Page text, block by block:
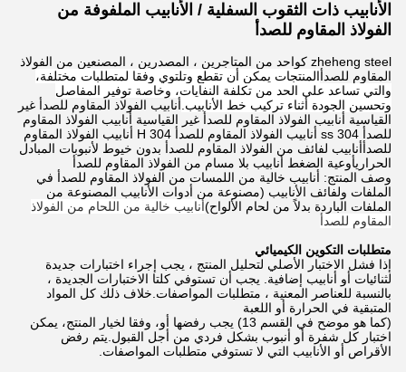
الأنابيب ذات الثقوب السفلية / الأنابيب الملفوفة من
الفولاذ المقاوم للصدأ
zheheng steel كواحد من المتاجرين ، المصدرين ، المصنعين من الفولاذ
المقاوم للصدأالمنتجات يمكن أن تقطع وتلتوي وفقا لمتطلبات مختلفة،
والتي تساعد على الحد من تكلفة النفايات، وخاصة توفير المفاصل
وتحسين الجودة أثناء تركيب خط الأنابيب. أنابيب الفولاذ المقاوم للصدأ غير
القياسية أنابيب الفولاذ المقاوم للصدأ غير القياسية أنابيب الفولاذ المقاوم
للصدأ 304 ss أنابيب الفولاذ المقاوم للصدأ 304 H أنابيب الفولاذ المقاوم
للصدأأنابيب لفائف من الفولاذ المقاوم للصدأ بدون خيوط لأنبوبات المبادل
الحراريأوعية الضغط أنابيب بلا مسام من الفولاذ المقاوم للصدأ
وصف المنتج: أنابيب خالية من اللمسات من الفولاذ المقاوم للصدأ في
الملفات ولفائف الأنابيب (مصنوعة من أدوات الأنابيب المصنوعة من
الملفات الباردة بدلاً من لحام الألواح)أنابيب خالية من اللحام من الفولاذ
المقاوم للصدأ
متطلبات التكوين الكيميائي
إذا فشل الاختبار الأصلي لتحليل المنتج ، يجب إجراء اختبارات جديدة
لثنائيات أو أنابيب إضافية. يجب أن تستوفي كلتا الاختبارات الجديدة ،
بالنسبة للعناصر المعنية ، متطلبات المواصفات.خلاف ذلك كل المواد
المتبقية في الحرارة أو اللعبة
(كما هو موضح في القسم 13) يجب رفضها أو، وفقا لخيار المنتج، يمكن
اختبار كل شفرة أو أنبوب بشكل فردي من أجل القبول.يتم رفض
الأقراص أو الأنابيب التي لا تستوفي متطلبات المواصفات.